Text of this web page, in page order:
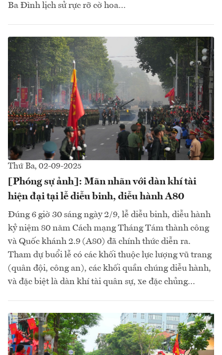
Ba Đình lịch sử rực rỡ cờ hoa…
Thứ Ba, 02-09-2025
[Phóng sự ảnh]: Mãn nhãn với dàn khí tài
hiện đại tại lễ diễu binh, diễu hành A80
Đúng 6 giờ 30 sáng ngày 2/9, lễ diễu binh, diễu hành
kỷ niệm 80 năm Cách mạng Tháng Tám thành công
và Quốc khánh 2.9 (A80) đã chính thức diễn ra.
Tham dự buổi lễ có các khối thuộc lực lượng vũ trang
(quân đội, công an), các khối quần chúng diễu hành,
và đặc biệt là dàn khí tài quân sự, xe đặc chủng...